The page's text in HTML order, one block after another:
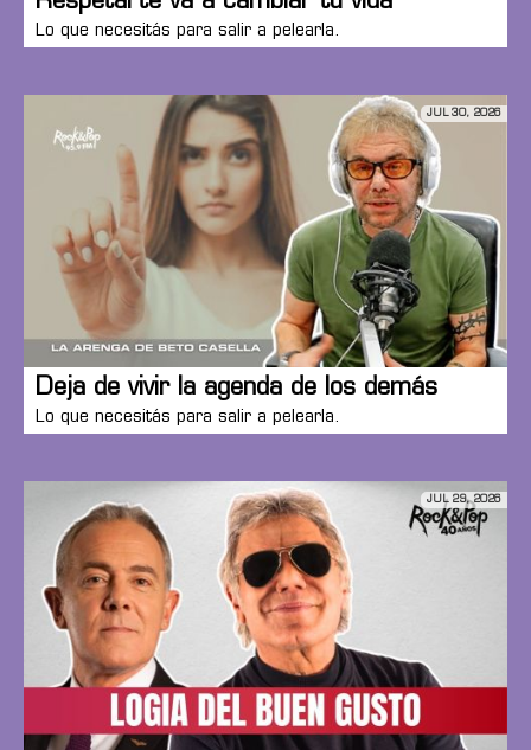
Lo que necesitás para salir a pelearla.
JUL 30, 2026
Deja de vivir la agenda de los demás
Lo que necesitás para salir a pelearla.
JUL 29, 2026